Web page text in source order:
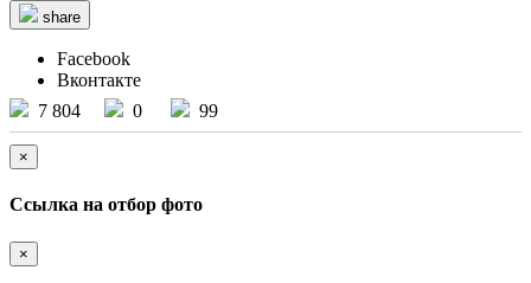
share
Facebook
Вконтакте
7 804
0 99
×
Ссылка на отбор фото
×